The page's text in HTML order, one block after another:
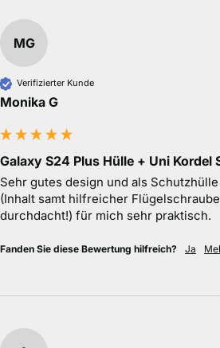
MG
Verifizierter Kunde
Monika G
Galaxy S24 Plus Hülle + Uni Kordel
Sehr gutes design und als
(Inhalt samt hilfreicher
durchdacht!) für mich sehr praktisch.
Fanden Sie diese Bewertung hilfreich? Ja